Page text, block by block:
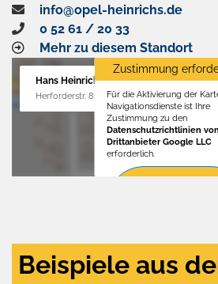
info@opel-heinrichs.de
0 52 61 / 20 33
Mehr zu diesem Standort
Hans Heinrichs GmbH
Herforderstr. 81, 32657 Lemgo
Zustimmung
Für die Aktivierung der
Navigationsdienste ist Ihre
Zustimmung zu den
Datenschutzrichtlinien
Drittanbieter Google LLC
erforderlich.
Beispiele aus